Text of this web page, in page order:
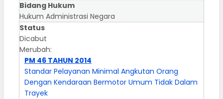
Bidang Hukum
Hukum Administrasi Negara
Status
Dicabut
Merubah:
PM 46 TAHUN 2014
Standar Pelayanan Minimal Angkutan Orang
Dengan Kendaraan Bermotor Umum Tidak Dalam
Trayek